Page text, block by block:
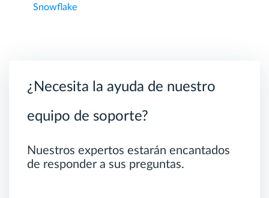
Snowflake
¿Necesita la ayuda de nuestro
equipo de soporte?
Nuestros expertos estarán encantados
de responder a sus preguntas.